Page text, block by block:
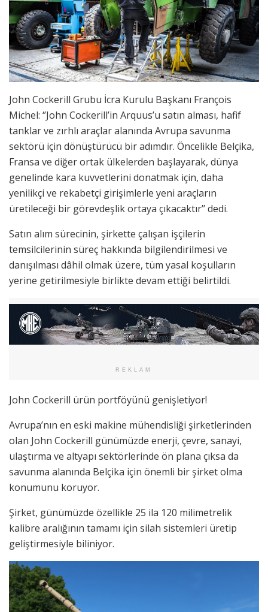
John Cockerill Grubu İcra Kurulu Başkanı François
Michel: ‘’John Cockerill’in Arquus’u satın alması, hafif
tanklar ve zırhlı araçlar alanında Avrupa savunma
sektörü için dönüştürücü bir adımdır. Öncelikle Belçika,
Fransa ve diğer ortak ülkelerden başlayarak, dünya
genelinde kara kuvvetlerini donatmak için, daha
yenilikçi ve rekabetçi girişimlerle yeni araçların
üretileceği bir görevdeşlik ortaya çıkacaktır’’ dedi.
Satın alım sürecinin, şirkette çalışan işçilerin
temsilcilerinin süreç hakkında bilgilendirilmesi ve
danışılması dâhil olmak üzere, tüm yasal koşulların
yerine getirilmesiyle birlikte devam ettiği belirtildi.
REKLAM
John Cockerill ürün portföyünü genişletiyor!
Avrupa’nın en eski makine mühendisliği şirketlerinden
olan John Cockerill günümüzde enerji, çevre, sanayi,
ulaştırma ve altyapı sektörlerinde ön plana çıksa da
savunma alanında Belçika için önemli bir şirket olma
konumunu koruyor.
Şirket, günümüzde özellikle 25 ila 120 milimetrelik
kalibre aralığının tamamı için silah sistemleri üretip
geliştirmesiyle biliniyor.